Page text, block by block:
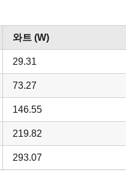
와트 (W)
29.31
73.27
146.55
219.82
293.07